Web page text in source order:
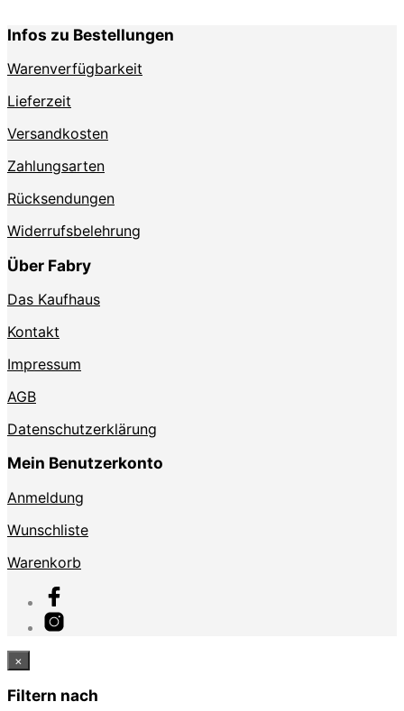
der
Produktseite
gewählt
Infos zu Bestellungen
Warenverfügbarkeit
Lieferzeit
Versandkosten
Zahlungsarten
Rücksendungen
Widerrufsbelehrung
Über Fabry
Das Kaufhaus
Kontakt
Impressum
AGB
Datenschutzerklärung
Mein Benutzerkonto
Anmeldung
Wunschliste
Warenkorb
×
Filtern nach